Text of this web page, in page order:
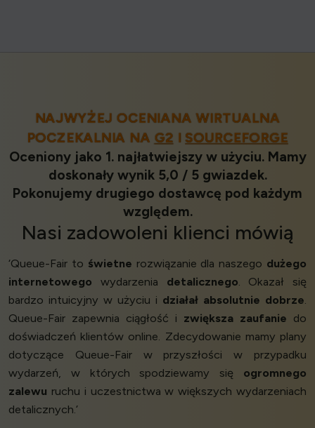
NAJWYŻEJ OCENIANA WIRTUALNA
POCZEKALNIA NA G2 I SOURCEFORGE
Oceniony jako 1. najłatwiejszy w użyciu. Mamy
doskonały wynik 5,0 / 5 gwiazdek.
Pokonujemy drugiego dostawcę pod każdym
względem.
Nasi zadowoleni klienci mówią
‘Queue-Fair to świetne rozwiązanie dla naszego dużego
internetowego wydarzenia detalicznego. Okazał się
bardzo intuicyjny w użyciu i działał absolutnie dobrze.
Queue-Fair zapewnia ciągłość i zwiększa zaufanie do
doświadczeń klientów online. Zdecydowanie mamy plany
dotyczące Queue-Fair w przyszłości w przypadku
wydarzeń, w których spodziewamy się ogromnego
zalewu ruchu i uczestnictwa w większych wydarzeniach
detalicznych.’